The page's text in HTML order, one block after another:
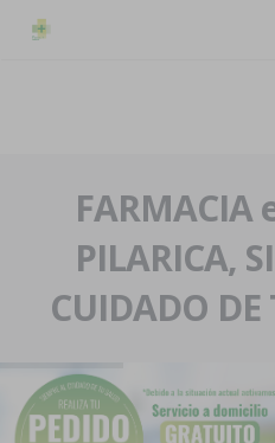
La farmacia
Nuestra historia
Nuestro equipo
Eventos
Servicios y reservas
Pedidos express
Blog
FARMACIA
PILARICA,
CUIDADO